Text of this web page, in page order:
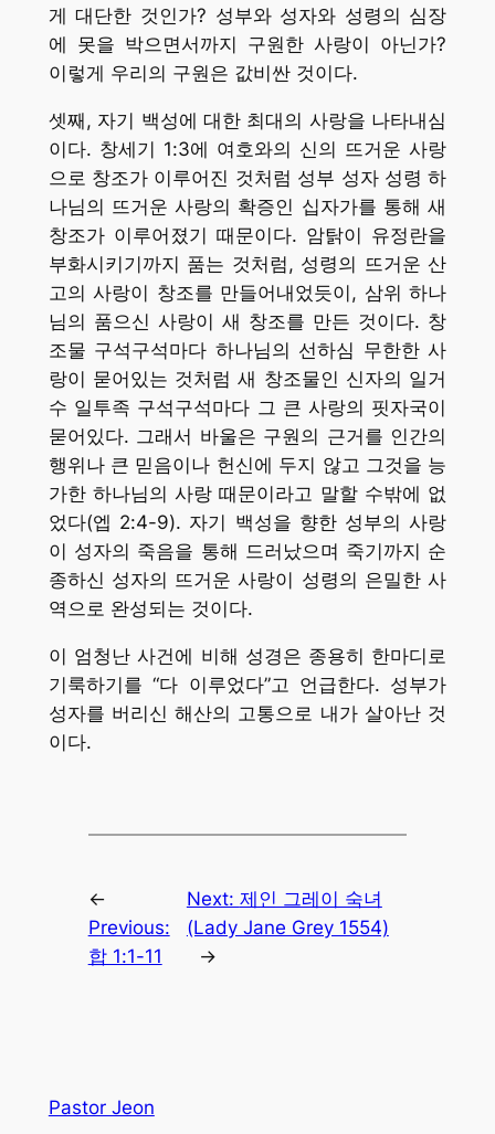
게 대단한 것인가? 성부와 성자와 성령의 심장
에 못을 박으면서까지 구원한 사랑이 아닌가?
이렇게 우리의 구원은 값비싼 것이다.
셋째, 자기 백성에 대한 최대의 사랑을 나타내심
이다. 창세기 1:3에 여호와의 신의 뜨거운 사랑
으로 창조가 이루어진 것처럼 성부 성자 성령 하
나님의 뜨거운 사랑의 확증인 십자가를 통해 새
창조가 이루어졌기 때문이다. 암탉이 유정란을
부화시키기까지 품는 것처럼, 성령의 뜨거운 산
고의 사랑이 창조를 만들어내었듯이, 삼위 하나
님의 품으신 사랑이 새 창조를 만든 것이다. 창
조물 구석구석마다 하나님의 선하심 무한한 사
랑이 묻어있는 것처럼 새 창조물인 신자의 일거
수 일투족 구석구석마다 그 큰 사랑의 핏자국이
묻어있다. 그래서 바울은 구원의 근거를 인간의
행위나 큰 믿음이나 헌신에 두지 않고 그것을 능
가한 하나님의 사랑 때문이라고 말할 수밖에 없
었다(엡 2:4-9). 자기 백성을 향한 성부의 사랑
이 성자의 죽음을 통해 드러났으며 죽기까지 순
종하신 성자의 뜨거운 사랑이 성령의 은밀한 사
역으로 완성되는 것이다.
이 엄청난 사건에 비해 성경은 종용히 한마디로
기룩하기를 “다 이루었다”고 언급한다. 성부가
성자를 버리신 해산의 고통으로 내가 살아난 것
이다.
←
Previous:
합 1:1-11
Next: 제인 그레이 숙녀
(Lady Jane Grey 1554)
→
Pastor Jeon